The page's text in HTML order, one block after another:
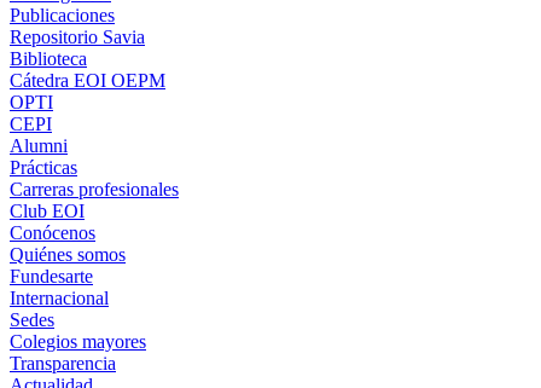
Publicaciones
Repositorio Savia
Biblioteca
Cátedra EOI OEPM
OPTI
CEPI
Alumni
Prácticas
Carreras profesionales
Club EOI
Conócenos
Quiénes somos
Fundesarte
Internacional
Sedes
Colegios mayores
Transparencia